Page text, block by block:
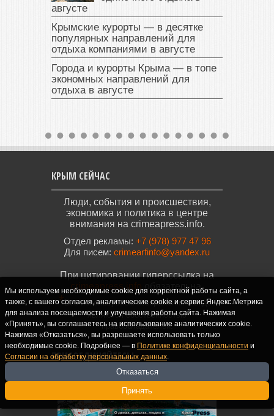
августе
Крымские курорты — в десятке
популярных направлений для
отдыха компаниями в августе
Города и курорты Крыма — в топе
экономных направлений для
отдыха в августе
КРЫМ СЕЙЧАС
Люди, события и происшествия,
экономика и политика в центре
внимания на crimeapress.info.
Отдел рекламы: +7 (978) 977 47 96
Для писем: crimearfinfo@yandex.ru
При цитировании гиперссылка на
crimeapress.info
обязательна.
*Все используемые изображения и видео
являются собственностью
правообладателей.
ПРИСОЕДИНЯЙТЕСЬ!
Мы используем необходимые cookie для корректной работы сайта, а
также, с вашего согласия, аналитические cookie и сервис Яндекс.Метрика
для анализа посещаемости и улучшения работы сайта. Нажимая
«Принять», вы соглашаетесь на использование аналитических cookie.
Нажимая «Отказаться», вы разрешаете использовать только
необходимые cookie. Подробнее — в Политике конфиденциальности и
Согласии на обработку персональных данных.
Отказаться
Принять